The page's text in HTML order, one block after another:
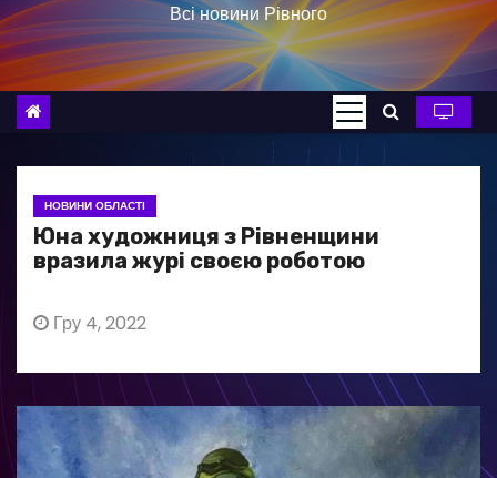
о
в
Всі новини Рівного
НОВИНИ ОБЛАСТІ
Юна художниця з Рівненщини
вразила журі своєю роботою
Гру 4, 2022